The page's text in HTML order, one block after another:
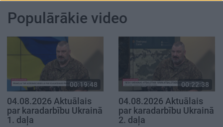
Populārākie video
00:19:48
04.08.2026 Aktuālais
par karadarbību Ukrainā
1. daļa
00:22:38
04.08.2026 Aktuālais
par karadarbību Ukrainā
2. daļa